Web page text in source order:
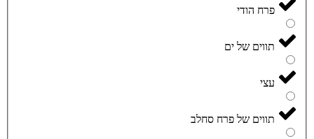
פרח הודי
תווים של ים
עצי
תווים של פרח סחלב